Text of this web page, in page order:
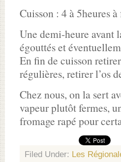
Cuisson : 4 à 5heures
Une demi-heure avant
égouttés et
En fin de cuisson
régulières, retirer l’os
Chez nous, on la sert
vapeur plutôt fermes,
fromage rapé pour
Filed Under: Les